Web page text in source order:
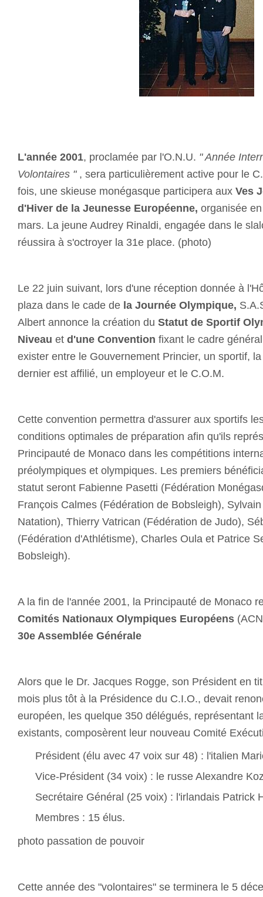
L'année 2001, proclamée par l'O.N.U. " Année
Volontaires ", sera particulièrement active pour le
fois, une skieuse monégasque participera aux Ves
d'Hiver de la Jeunesse Européenne, organisée
mars. La jeune Audrey Rinaldi, engagée dans le
réussira à s'octroyer la 31e place. (photo)
Le 22 juin suivant, lors d'une réception donnée à
plaza dans le cade de la Journée Olympique,
Albert annonce la création du Statut de Sportif
Niveau et d'une Convention fixant le cadre
exister entre le Gouvernement Princier, un sportif,
dernier est affilié, un employeur et le C.O.M.
Cette convention permettra d'assurer aux sportifs
conditions optimales de préparation afin qu'ils
Principauté de Monaco dans les compétitions
préolympiques et olympiques. Les premiers
statut seront Fabienne Pasetti (Fédération
François Calmes (Fédération de Bobsleigh),
Natation), Thierry Vatrican (Fédération de Judo),
(Fédération d'Athlétisme), Charles Oula et Patrice
Bobsleigh).
A la fin de l'année 2001, la Principauté de Monaco
Comités Nationaux Olympiques Européens
30e Assemblée Générale
Alors que le Dr. Jacques Rogge, son Président en
mois plus tôt à la Présidence du C.I.O., devait
européen, les quelque 350 délégués, représentant
existants, composèrent leur nouveau Comité
Président (élu avec 47 voix sur 48) : l'italien
Vice-Président (34 voix) : le russe Alexandre
Secrétaire Général (25 voix) : l'irlandais Patrick
Membres : 15 élus.
photo passation de pouvoir
Cette année des "volontaires" se terminera le 5